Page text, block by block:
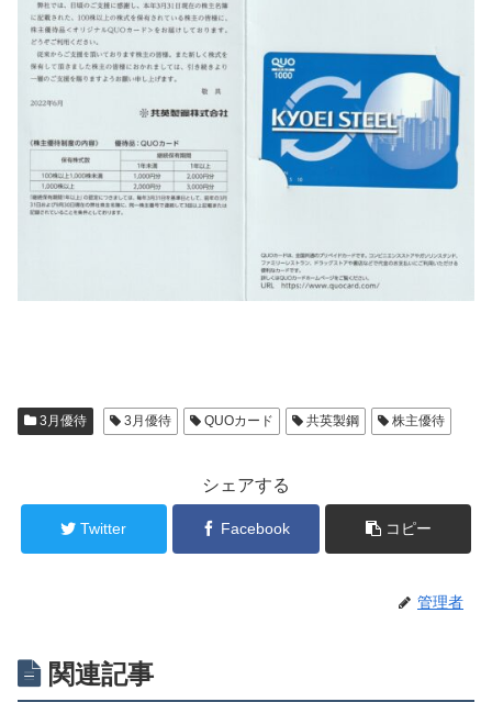
3月優待 3月優待 QUOカード 共英製鋼 株主優待
シェアする
Twitter Facebook コピー
管理者
関連記事